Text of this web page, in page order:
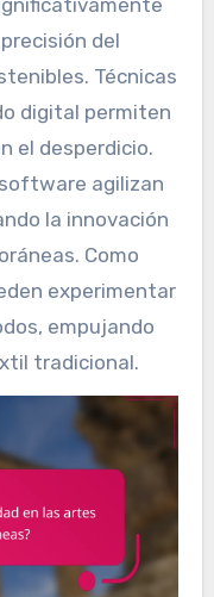
del
Técnicas
digital permiten
el desperdicio.
agilizan
la innovación
Como
experimentar
empujando
tradicional.